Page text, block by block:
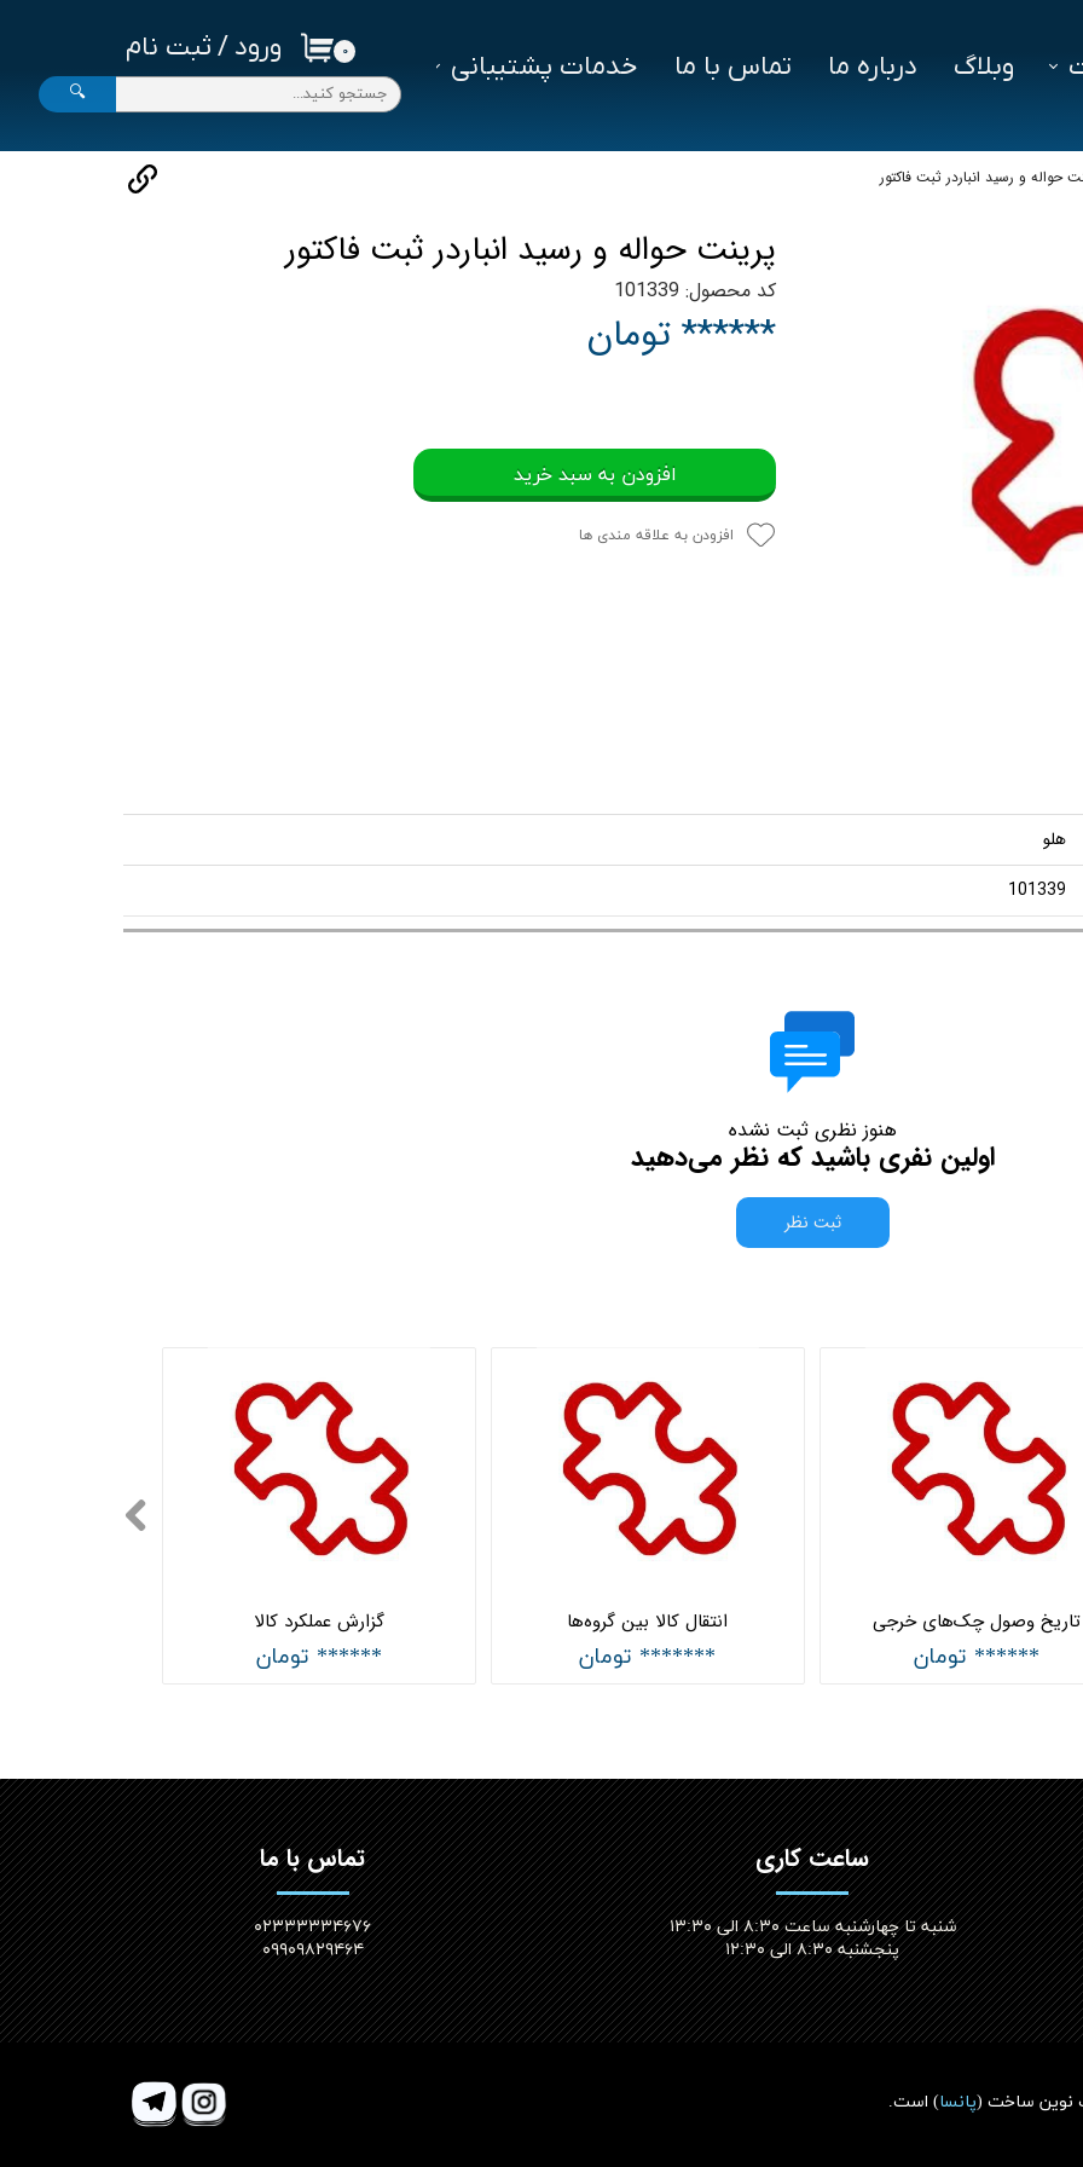
ورود / ثبت نام ۰
🔍
وبلاگ درباره ما تماس با ما
خدمات پشتیبانی
حواله و رسيد انباردر ثبت فاكتور
پرينت حواله و رسيد انباردر ثبت فاكتور
کد محصول: 101339
****** تومان
افزودن به سبد خرید
افزودن به علاقه مندی ها
هلو
101339
هنوز نظری ثبت نشده
اولین نفری باشید که نظر می‌دهید
ثبت نظر
گزارش عملکرد کالا
****** تومان
انتقال کالا بین گروه‌ها
******* تومان
تاریخ وصول چک‌های خرجی
****** تومان
ساعت کاری
شنبه تا چهارشنبه ساعت ۸:۳۰ الی ۱۳:۳۰
پنجشنبه ۸:۳۰ الی ۱۲:۳۰​​​​​​​
تماس با ما
۰۲۳۳۳۳۳۴۶۷۶
۰۹۹۰۹۸۲۹۴۶۴
نوین ساخت (پانسا) است.